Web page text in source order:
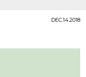
DEC.14.2018